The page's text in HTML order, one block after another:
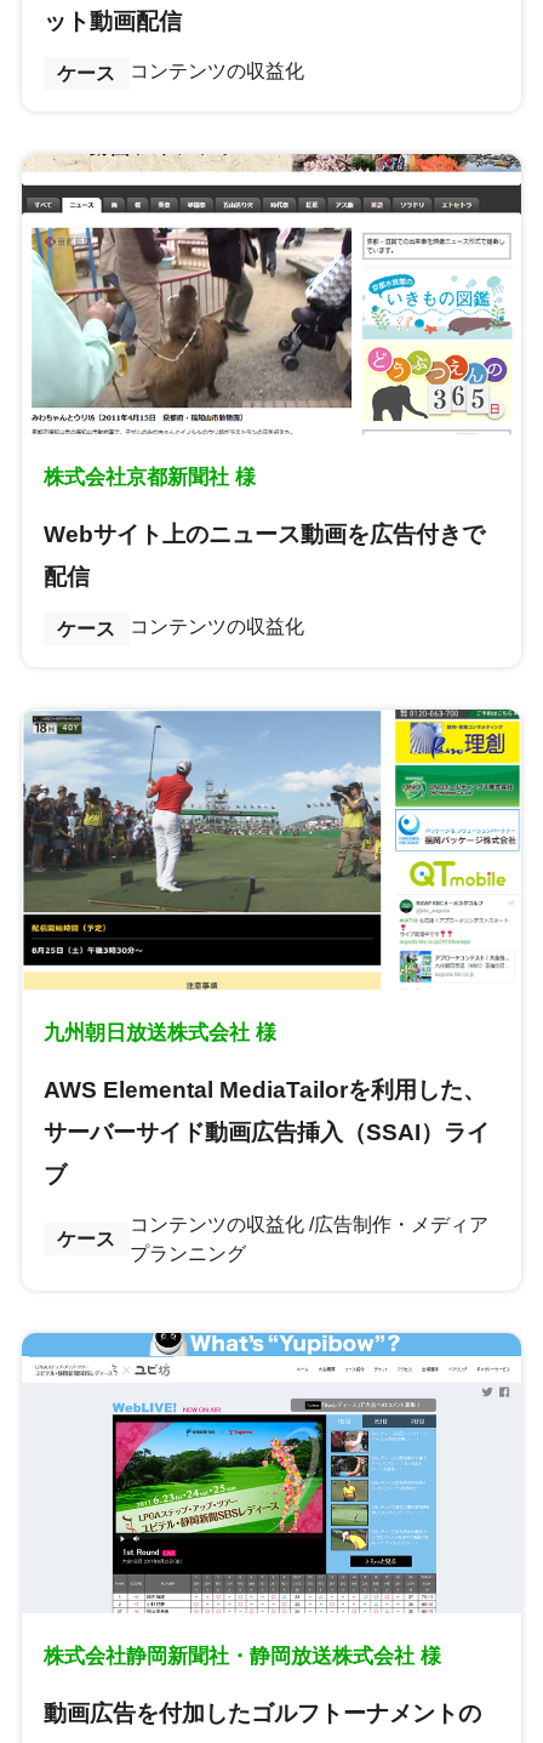
ット動画配信
ケース コンテンツの収益化
株式会社京都新聞社 様
Webサイト上のニュース動画を広告付きで
配信
ケース コンテンツの収益化
九州朝日放送株式会社 様
AWS Elemental MediaTailorを利用した、
サーバーサイド動画広告挿入（SSAI）ライ
ブ
ケース
コンテンツの収益化 広告制作・メディア
プランニング
株式会社静岡新聞社・静岡放送株式会社 様
動画広告を付加したゴルフトーナメントの